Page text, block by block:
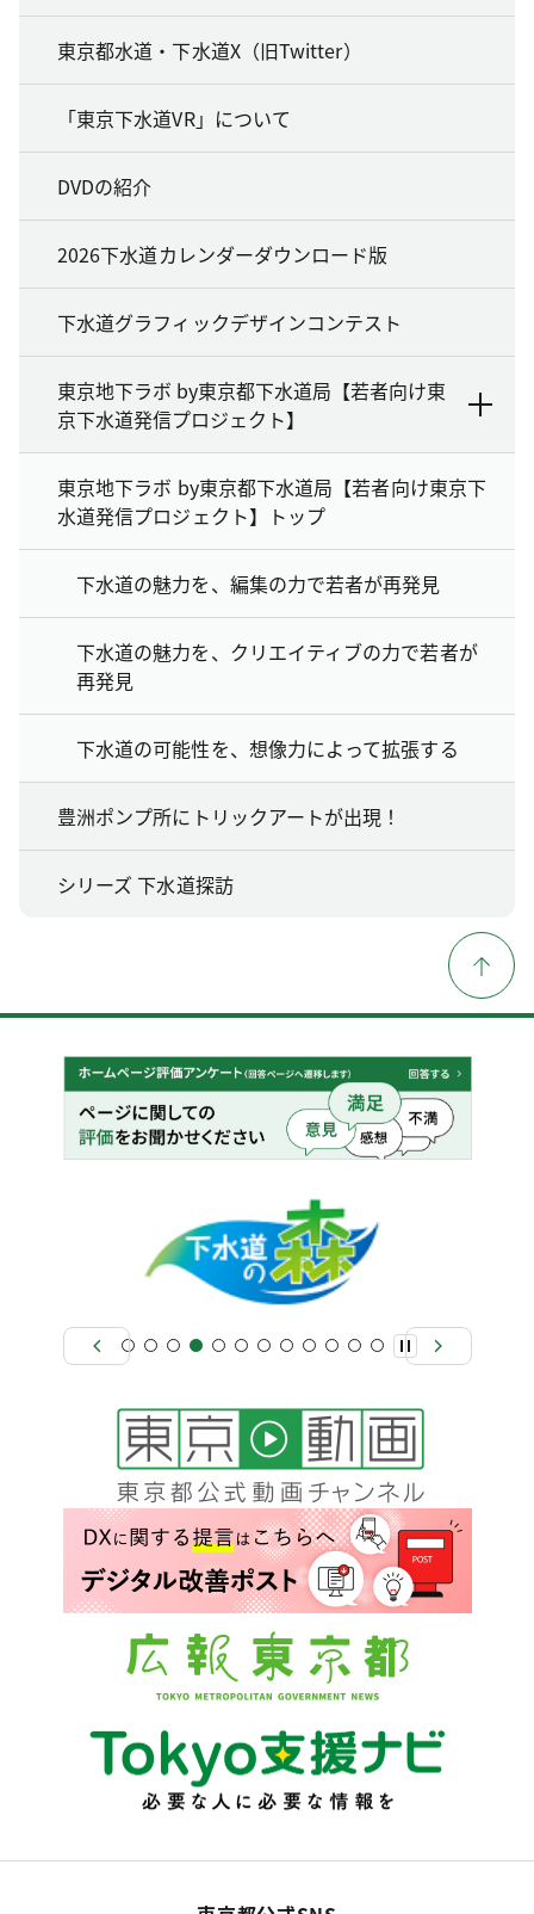
東京都水道・下水道X（旧Twitter）
「東京下水道VR」について
DVDの紹介
2026下水道カレンダーダウンロード版
下水道グラフィックデザインコンテスト
東京地下ラボ by東京都下水道局【若者向け東
京下水道発信プロジェクト】
東京地下ラボ by東京都下水道局【若者向け東京下
水道発信プロジェクト】トップ
下水道の魅力を、編集の力で若者が再発見
下水道の魅力を、クリエイティブの力で若者が
再発見
下水道の可能性を、想像力によって拡張する
豊洲ポンプ所にトリックアートが出現！
シリーズ 下水道探訪